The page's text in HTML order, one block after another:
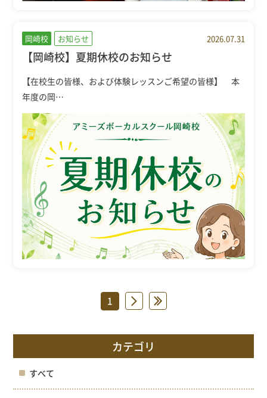
岡崎校 お知らせ 2026.07.31
【岡崎校】夏期休校のお知らせ
【在校生の皆様、および体験レッスンご希望の皆様】 本
年度の岡…
1 » »
カテゴリ
すべて